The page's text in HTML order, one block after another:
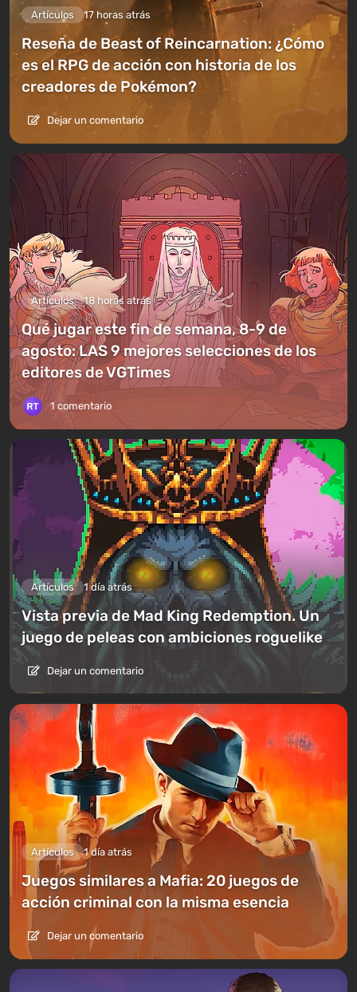
Artículos 17 horas atrás
Reseña de Beast of Reincarnation: ¿Cómo
es el RPG de acción con historia de los
creadores de Pokémon?
Dejar un comentario
Artículos 18 horas atrás
Qué jugar este fin de semana, 8-9 de
agosto: LAS 9 mejores selecciones de los
editores de VGTimes
1 comentario
Artículos 1 día atrás
Vista previa de Mad King Redemption. Un
juego de peleas con ambiciones roguelike
Dejar un comentario
Artículos 1 día atrás
Juegos similares a Mafia: 20 juegos de
acción criminal con la misma esencia
Dejar un comentario